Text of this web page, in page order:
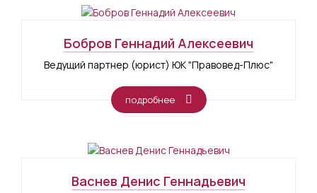
Бобров Геннадий Алексеевич
Ведущий партнер (юрист) ЮК "Правовед-Плюс"
подробнее
Васнев Денис Геннадьевич